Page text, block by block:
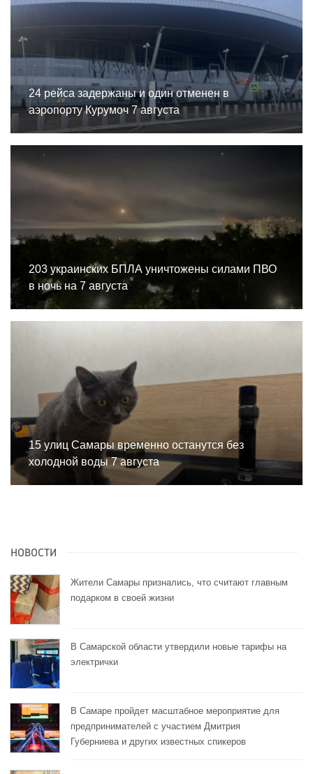
24 рейса задержаны и один отменен в
аэропорту Курумоч 7 августа
203 украинских БПЛА уничтожены силами ПВО
в ночь на 7 августа
15 улиц Самары временно останутся без
холодной воды 7 августа
НОВОСТИ
Жители Самары признались, что считают главным
подарком в своей жизни
В Самарской области утвердили новые тарифы на
электрички
В Самаре пройдет масштабное мероприятие для
предпринимателей с участием Дмитрия
Губерниева и других известных спикеров